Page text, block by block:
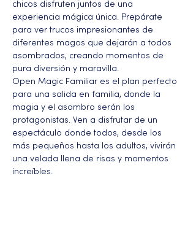
chicos disfruten juntos de una
experiencia mágica única. Prepárate
para ver trucos impresionantes de
diferentes magos que dejarán a todos
asombrados, creando momentos de
pura diversión y maravilla.
Open Magic Familiar es el plan perfecto
para una salida en familia, donde la
magia y el asombro serán los
protagonistas. Ven a disfrutar de un
espectáculo donde todos, desde los
más pequeños hasta los adultos, vivirán
una velada llena de risas y momentos
increíbles.